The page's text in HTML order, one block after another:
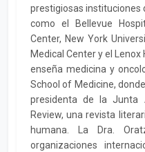
prestigiosas instituciones
como el Bellevue
Center, New York
Medical Center y el
enseña medicina y
School of Medicine,
presidenta de la Junta
Review, una revista
humana. La Dra.
organizaciones